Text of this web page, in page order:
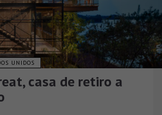
UNIDOS
casa de retiro a